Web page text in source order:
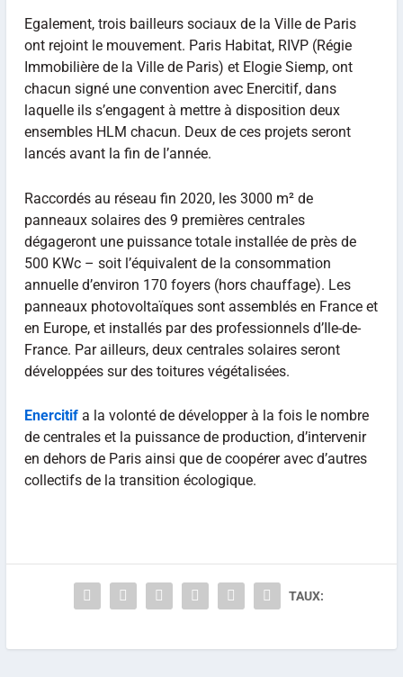
Egalement, trois bailleurs sociaux de la Ville de Paris
ont rejoint le mouvement. Paris Habitat, RIVP (Régie
Immobilière de la Ville de Paris) et Elogie Siemp, ont
chacun signé une convention avec Enercitif, dans
laquelle ils s’engagent à mettre à disposition deux
ensembles HLM chacun. Deux de ces projets seront
lancés avant la fin de l’année.
Raccordés au réseau fin 2020, les 3000 m² de
panneaux solaires des 9 premières centrales
dégageront une puissance totale installée de près de
500 KWc – soit l’équivalent de la consommation
annuelle d’environ 170 foyers (hors chauffage). Les
panneaux photovoltaïques sont assemblés en France et
en Europe, et installés par des professionnels d’Ile-de-
France. Par ailleurs, deux centrales solaires seront
développées sur des toitures végétalisées.
Enercitifa la volonté de développer à la fois le nombre
de centrales et la puissance de production, d’intervenir
en dehors de Paris ainsi que de coopérer avec d’autres
collectifs de la transition écologique.
TAUX: